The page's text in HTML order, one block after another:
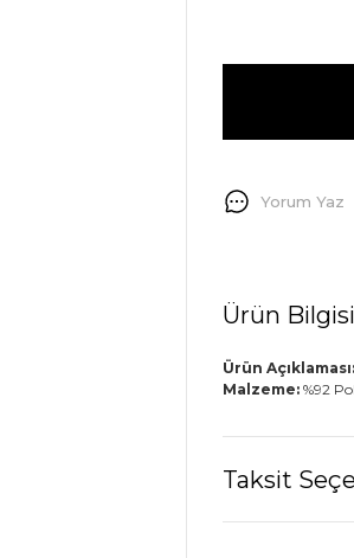
Yorum Yaz
Ürün Bilgisi
Ürün Açıklaması:
Malzeme: %92
Taksit